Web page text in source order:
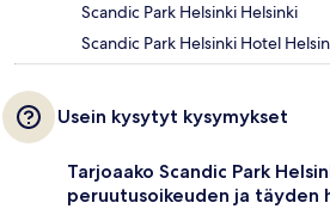
Scandic Park Helsinki Helsinki
Scandic Park Helsinki Hotel
Usein kysytyt kysymykset
Tarjoaako Scandic Park
peruutusoikeuden ja täyden